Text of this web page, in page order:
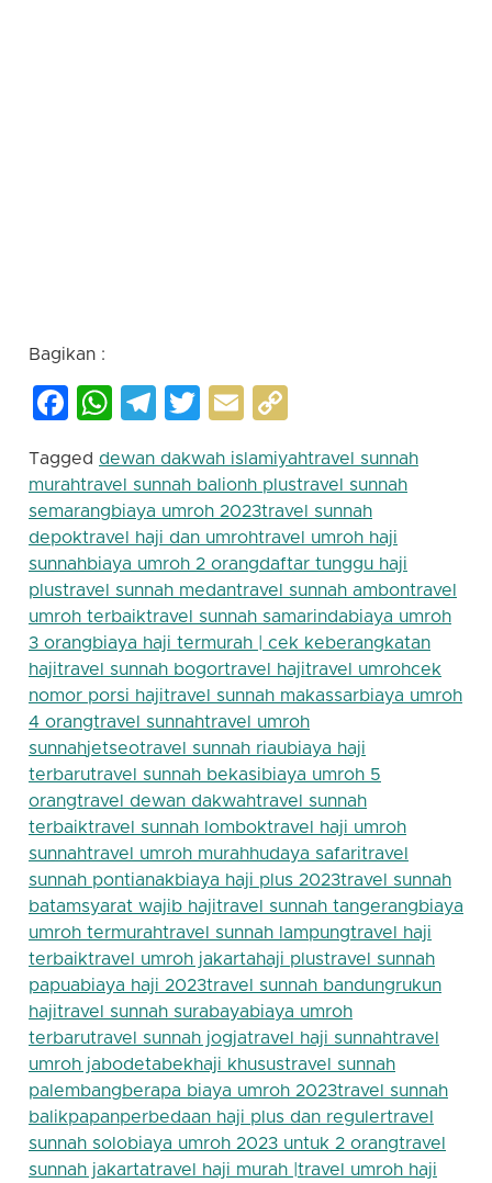
Bagikan :
Facebook
WhatsApp
Telegram
Twitter
Email
Tagged dewan dakwah islamiyahtravel sunnah
murahtravel sunnah balionh plustravel sunnah
semarangbiaya umroh 2023travel sunnah
depoktravel haji dan umrohtravel umroh haji
sunnahbiaya umroh 2 orangdaftar tunggu haji
plustravel sunnah medantravel sunnah ambontravel
umroh terbaiktravel sunnah samarindabiaya umroh
3 orangbiaya haji termurah | cek keberangkatan
hajitravel sunnah bogortravel hajitravel umrohcek
nomor porsi hajitravel sunnah makassarbiaya umroh
4 orangtravel sunnahtravel umroh
sunnahjetseotravel sunnah riaubiaya haji
terbarutravel sunnah bekasibiaya umroh 5
orangtravel dewan dakwahtravel sunnah
terbaiktravel sunnah lomboktravel haji umroh
sunnahtravel umroh murahhudaya safaritravel
sunnah pontianakbiaya haji plus 2023travel sunnah
batamsyarat wajib hajitravel sunnah tangerangbiaya
umroh termurahtravel sunnah lampungtravel haji
terbaiktravel umroh jakartahaji plustravel sunnah
papuabiaya haji 2023travel sunnah bandungrukun
hajitravel sunnah surabayabiaya umroh
terbarutravel sunnah jogjatravel haji sunnahtravel
umroh jabodetabekhaji khusustravel sunnah
palembangberapa biaya umroh 2023travel sunnah
balikpapanperbedaan haji plus dan regulertravel
sunnah solobiaya umroh 2023 untuk 2 orangtravel
sunnah jakartatravel haji murah | travel umroh haji